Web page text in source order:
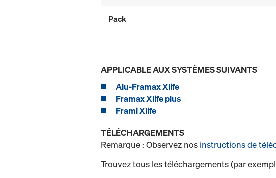
Pack
APPLICABLE AUX SYSTÈMES SUIVANTS
Alu-Framax Xlife
Framax Xlife plus
Frami Xlife
TÉLÉCHARGEMENTS
Remarque : Observez nos instructions de
Trouvez tous les téléchargements (par